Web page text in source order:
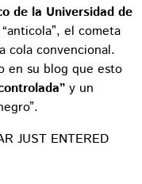
de la Universidad de
el cometa
cola convencional.
en su blog que esto
y un
JUST ENTERED